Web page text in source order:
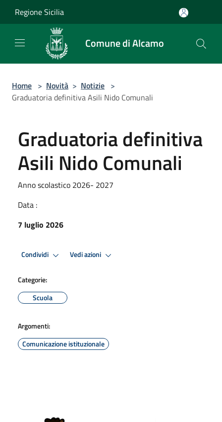
Regione Sicilia
Comune di Alcamo
Home > Novità > Notizie >
Graduatoria definitiva Asili Nido Comunali
Graduatoria definitiva
Asili Nido Comunali
Anno scolastico 2026- 2027
Data :
7 luglio 2026
Condividi Vedi azioni
Categorie:
Scuola
Argomenti:
Comunicazione istituzionale